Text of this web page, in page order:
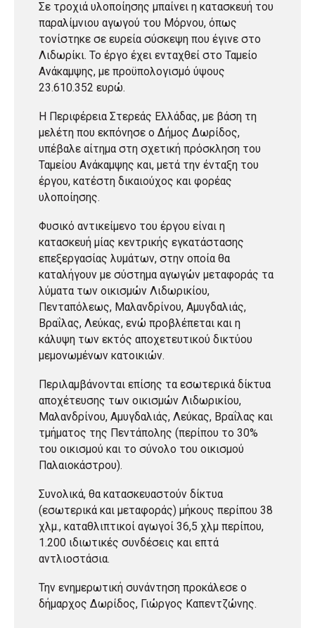
Σε τροχιά υλοποίησης μπαίνει η κατασκευή του
παραλίμνιου αγωγού του Μόρνου, όπως
τονίστηκε σε ευρεία σύσκεψη που έγινε στο
Λιδωρίκι. Το έργο έχει ενταχθεί στο Ταμείο
Ανάκαμψης, με προϋπολογισμό ύψους
23.610.352 ευρώ.
Η Περιφέρεια Στερεάς Ελλάδας, με βάση τη
μελέτη που εκπόνησε ο Δήμος Δωρίδος,
υπέβαλε αίτημα στη σχετική πρόσκληση του
Ταμείου Ανάκαμψης και, μετά την ένταξη του
έργου, κατέστη δικαιούχος και φορέας
υλοποίησης.
Φυσικό αντικείμενο του έργου είναι η
κατασκευή μίας κεντρικής εγκατάστασης
επεξεργασίας λυμάτων, στην οποία θα
καταλήγουν με σύστημα αγωγών μεταφοράς τα
λύματα των οικισμών Λιδωρικίου,
Πενταπόλεως, Μαλανδρίνου, Αμυγδαλιάς,
Βραΐλας, Λεύκας, ενώ προβλέπεται και η
κάλυψη των εκτός αποχετευτικού δικτύου
μεμονωμένων κατοικιών.
Περιλαμβάνονται επίσης τα εσωτερικά δίκτυα
αποχέτευσης των οικισμών Λιδωρικίου,
Μαλανδρίνου, Αμυγδαλιάς, Λεύκας, Βραΐλας και
τμήματος της Πεντάπολης (περίπου το 30%
του οικισμού και το σύνολο του οικισμού
Παλαιοκάστρου).
Συνολικά, θα κατασκευαστούν δίκτυα
(εσωτερικά και μεταφοράς) μήκους περίπου 38
χλμ., καταθλιπτικοί αγωγοί 36,5 χλμ περίπου,
1.200 ιδιωτικές συνδέσεις και επτά
αντλιοστάσια.
Την ενημερωτική συνάντηση προκάλεσε ο
δήμαρχος Δωρίδος, Γιώργος Καπεντζώνης.